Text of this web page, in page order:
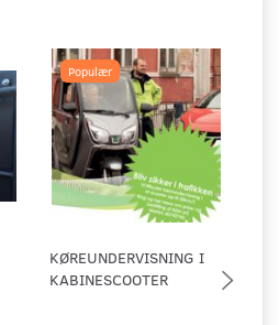
Populær
KØREUNDERVISNING I
KABINESCOOTER